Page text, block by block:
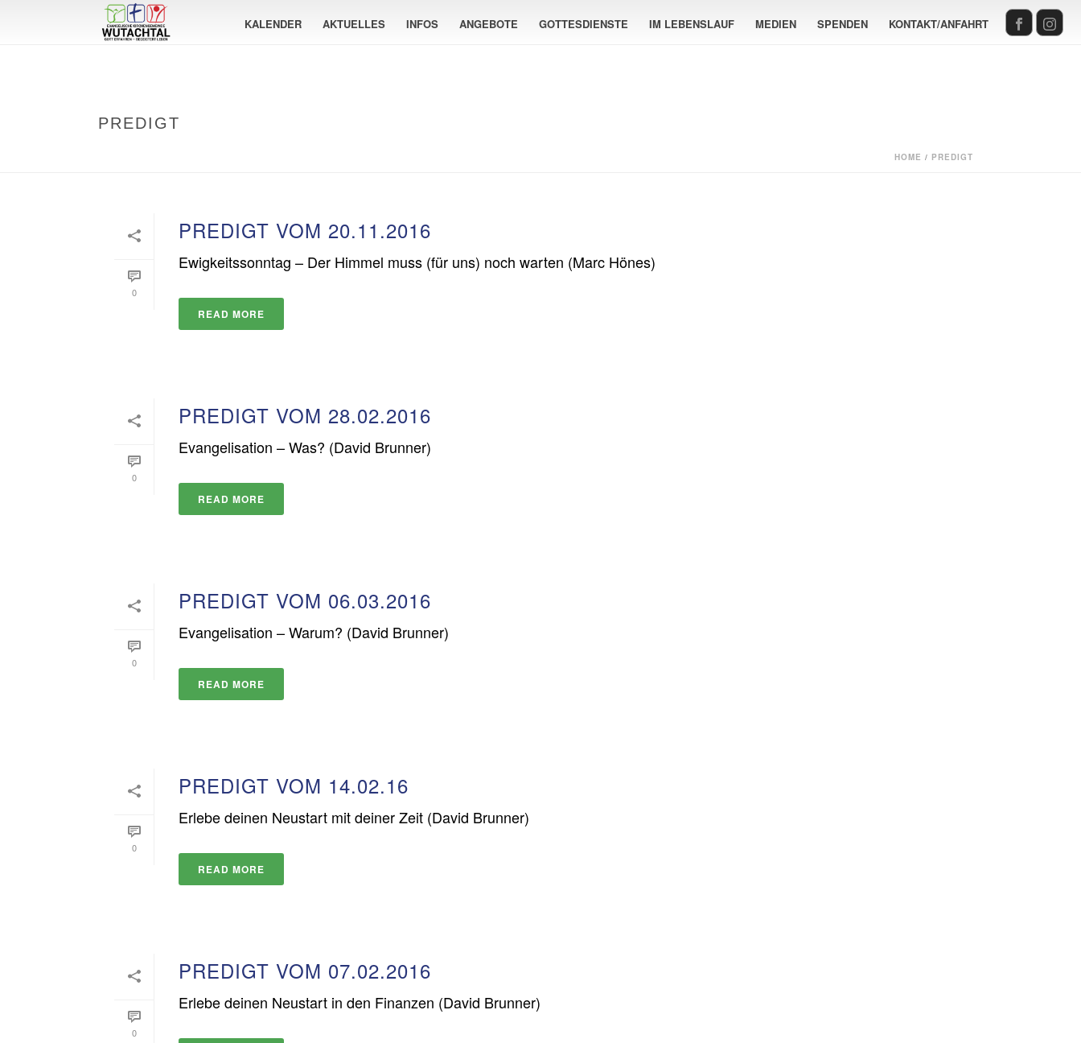
KALENDER AKTUELLES INFOS ANGEBOTE GOTTESDIENSTE IM LEBENSLAUF MEDIEN SPENDEN KONTAKT/ANFAHRT
PREDIGT
HOME / PREDIGT
0
PREDIGT VOM 20.11.2016
Ewigkeitssonntag – Der Himmel muss (für uns) noch warten (Marc Hönes)
READ MORE
0
PREDIGT VOM 28.02.2016
Evangelisation – Was? (David Brunner)
READ MORE
0
PREDIGT VOM 06.03.2016
Evangelisation – Warum? (David Brunner)
READ MORE
0
PREDIGT VOM 14.02.16
Erlebe deinen Neustart mit deiner Zeit (David Brunner)
READ MORE
0
PREDIGT VOM 07.02.2016
Erlebe deinen Neustart in den Finanzen (David Brunner)